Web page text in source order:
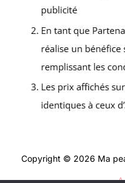
Copyright © 2026 Ma